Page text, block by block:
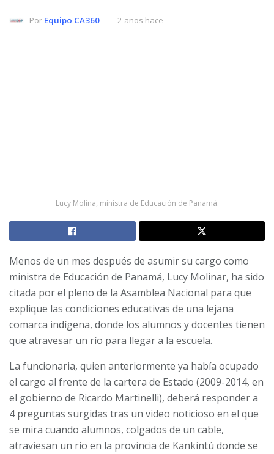
Por Equipo CA360 2 años hace
Lucy Molina, ministra de Educación de Panamá.
Menos de un mes después de asumir su cargo como
ministra de Educación de Panamá, Lucy Molinar, ha sido
citada por el pleno de la Asamblea Nacional para que
explique las condiciones educativas de una lejana
comarca indígena, donde los alumnos y docentes tienen
que atravesar un río para llegar a la escuela.
La funcionaria, quien anteriormente ya había ocupado
el cargo al frente de la cartera de Estado (2009-2014, en
el gobierno de Ricardo Martinelli), deberá responder a
4 preguntas surgidas tras un video noticioso en el que
se mira cuando alumnos, colgados de un cable,
atraviesan un río en la provincia de Kankintú donde se